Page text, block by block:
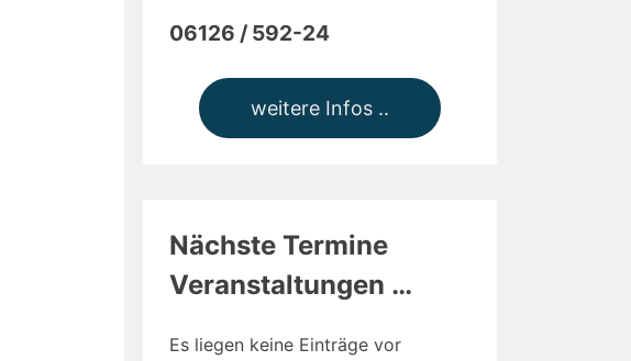
06126 / 592-24
weitere Infos ..
Nächste Termine
Veranstaltungen …
Es liegen keine Einträge vor